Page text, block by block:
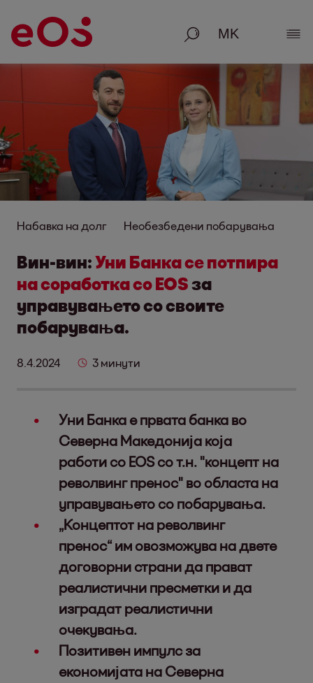
Пребарување
Набавка на долг Необезбедени побарувања
Вин-вин:Уни Банка се потпира
на соработка со EOSза
управувањето со своите
побарувања.
8.4.2024 3 минути
Уни Банка е првата банка во
Северна Македонија која
работи со EOS со т.н. "концепт на
револвинг пренос" во областа на
управувањето со побарувања.
„Концептот на револвинг
пренос“ им овозможува на двете
договорни страни да прават
реалистични пресметки и да
изградат реалистични
очекувања.
Позитивен импулс за
економијата на Северна